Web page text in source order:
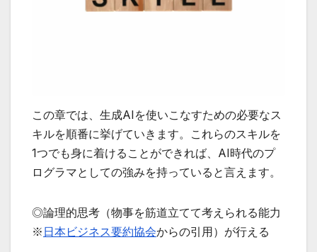
この章では、生成AIを使いこなすための必要なス
キルを順番に挙げていきます。これらのスキルを
1つでも身に着けることができれば、AI時代のプ
ログラマとしての強みを持っていると言えます。
◎論理的思考（物事を筋道立てて考えられる能力
※ 日本ビジネス要約協会からの引用）が行える